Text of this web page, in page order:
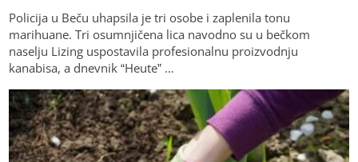
Policija u Beču uhapsila je tri osobe i zaplenila tonu
marihuane. Tri osumnjičena lica navodno su u bečkom
naselju Lizing uspostavila profesionalnu proizvodnju
kanabisa, a dnevnik “Heute” …